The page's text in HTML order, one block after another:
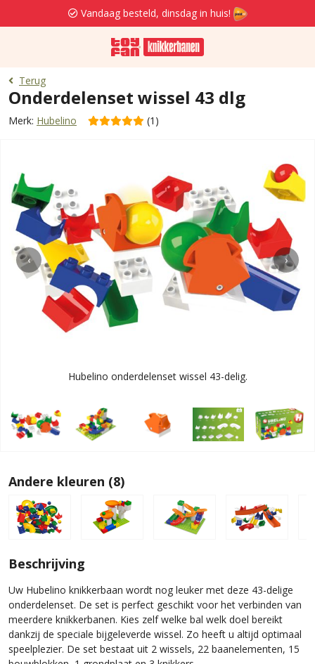
Vandaag besteld, dinsdag in huis!
Terug
Onderdelenset wissel 43 dlg
Merk: Hubelino (1)
‹ ›
Hubelino onderdelenset wissel 43-delig.
Andere kleuren (8)
Beschrijving
Uw Hubelino knikkerbaan wordt nog leuker met deze 43-delige
onderdelenset. De set is perfect geschikt voor het verbinden van
meerdere knikkerbanen. Kies zelf welke bal welk doel bereikt
dankzij de speciale bijgeleverde wissel. Zo heeft u altijd optimaal
speelplezier. De set bestaat uit 2 wissels, 22 baanelementen, 15